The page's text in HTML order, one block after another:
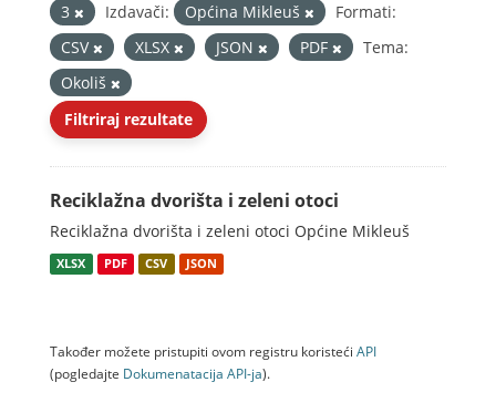
3
Izdavači: Općina Mikleuš
Formati:
CSV
XLSX JSON PDF
Tema:
Okoliš
Filtriraj rezultate
Reciklažna dvorišta i zeleni otoci
Reciklažna dvorišta i zeleni otoci Općine Mikleuš
XLSX PDF CSV JSON
Također možete pristupiti ovom registru koristeći API
(pogledajte Dokumenаtаcijа API-jа).